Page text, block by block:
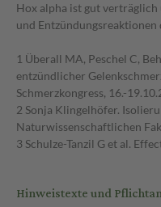
Hox alpha ist gut
und
1 Überall MA, Peschel C,
entzündlicher
Schmerzkongress, 16.-
2 Sonja Klingelhöfer.
Naturwissenschaftlichen
3 Schulze-Tanzil G et al.
Hinweistexte und